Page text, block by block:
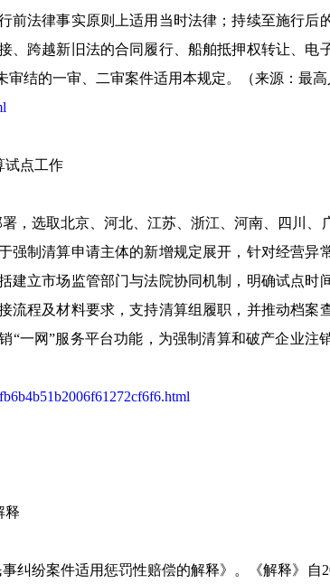
前法律事实原则上适用当时法律；持续至施行后
、跨越新旧法的合同履行、船舶抵押权转让、电
结的一审、二审案件适用本规定。（来源：最高
试点工作
，选取北京、河北、江苏、浙江、河南、四川、
强制清算申请主体的新增规定展开，针对经营异
建立市场监管部门与法院协同机制，明确试点时
流程及材料要求，支持清算组履职，并推动档案
“一网”服务平台功能，为强制清算和破产企业注
释
纠纷案件适用惩罚性赔偿的解释》。《解释》自